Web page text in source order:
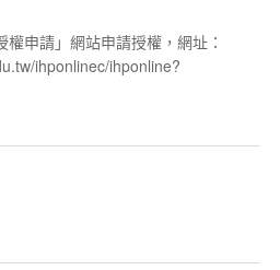
申請」網站申請授權，網址：
ihponlinec/ihponline?